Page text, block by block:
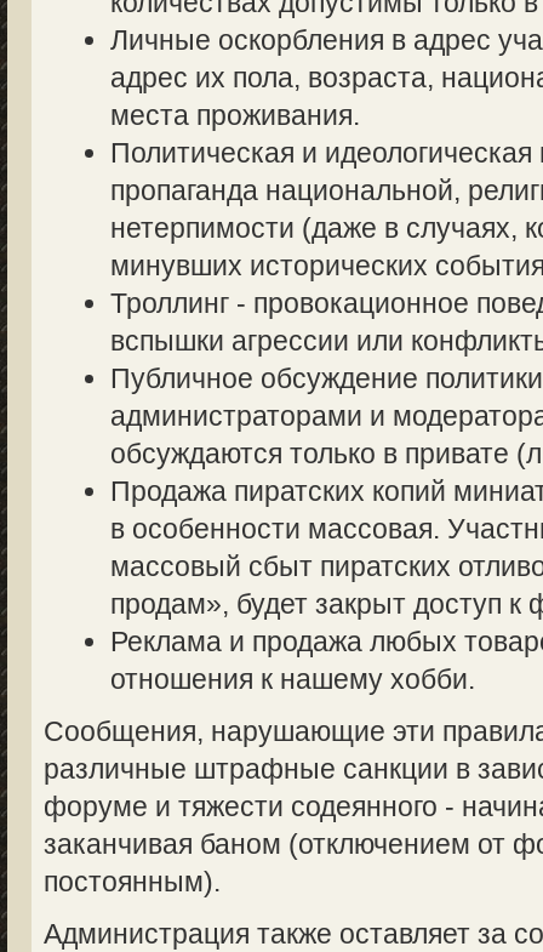
Личные оскорбления в адрес
адрес их пола, возраста,
места проживания.
Политическая и
пропаганда национальной,
нетерпимости (даже в случаях,
минувших исторических
Троллинг - провокационное
вспышки агрессии или
Публичное обсуждение
администраторами и
обсуждаются только в привате
Продажа пиратских копий
в особенности массовая.
массовый сбыт пиратских
продам», будет закрыт доступ к
Реклама и продажа любых
отношения к нашему хобби.
Сообщения, нарушающие эти
различные штрафные санкции в
форуме и тяжести содеянного -
заканчивая баном (отключением от
постоянным).
Администрация также оставляет за